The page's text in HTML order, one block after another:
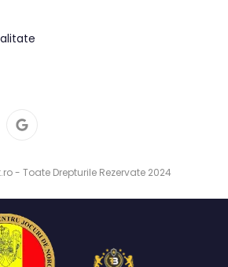
- Toate Drepturile Rezervate 2024